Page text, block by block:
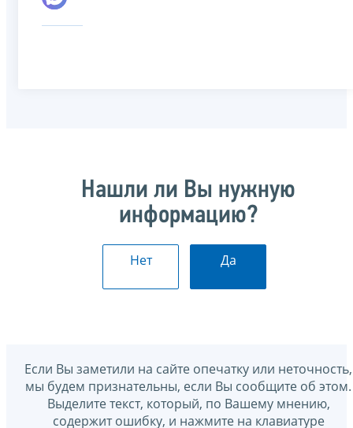
Нашли ли Вы нужную
информацию?
Нет Да
Если Вы заметили на сайте опечатку или неточность,
мы будем признательны, если Вы сообщите об этом.
Выделите текст, который, по Вашему мнению,
содержит ошибку, и нажмите на клавиатуре